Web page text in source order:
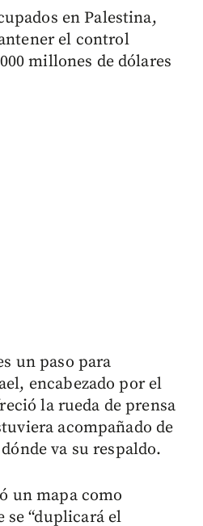
en Palestina,
el control
millones de dólares
un paso para
encabezado por el
la rueda de prensa
acompañado de
va su respaldo.
un mapa como
se “duplicará el